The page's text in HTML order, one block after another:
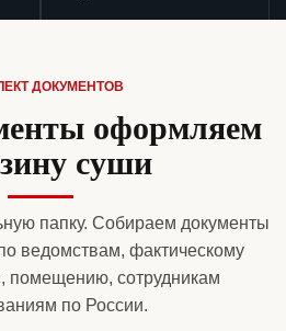
ДОКУМЕНТОВ
оформляем
суши
папку. Собираем документы
ведомствам, фактическому
помещению, сотрудникам
по России.